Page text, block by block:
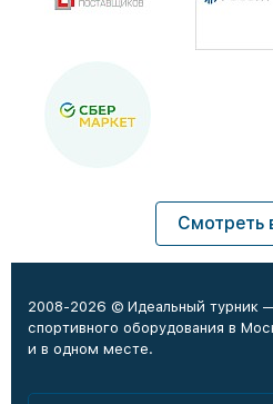
Смотреть
2008-2026 © Идеальный турник
спортивного оборудования в
и в одном месте.